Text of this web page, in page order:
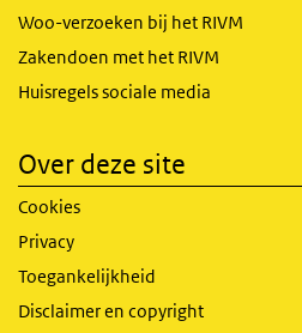
Woo-verzoeken bij het RIVM
Zakendoen met het RIVM
Huisregels sociale media
Over deze site
Cookies
Privacy
Toegankelijkheid
Disclaimer en copyright